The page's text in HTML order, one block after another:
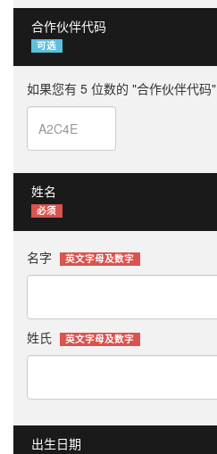
合作伙伴代码
可选
如果您有 5 位数的 "合作伙伴代码"
姓名
必须
名字 英文字母及数字
姓氏 英文字母及数字
出生日期